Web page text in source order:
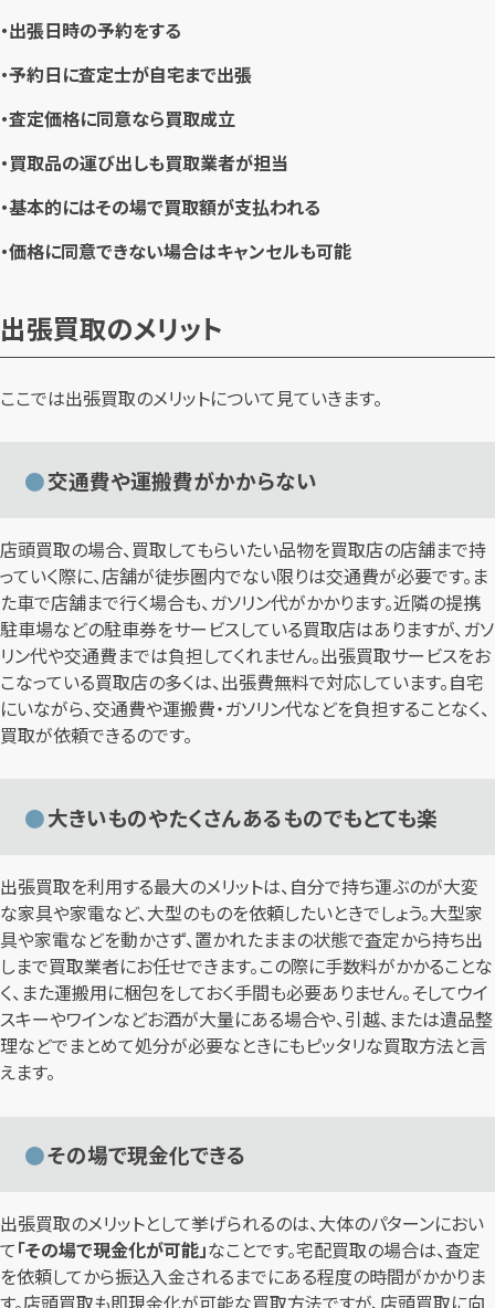
・出張日時の予約をする
・予約日に査定士が自宅まで出張
・査定価格に同意なら買取成立
・買取品の運び出しも買取業者が担当
・基本的にはその場で買取額が支払われる
・価格に同意できない場合はキャンセルも可能
出張買取のメリット
ここでは出張買取のメリットについて見ていきます。
交通費や運搬費がかからない
店頭買取の場合、買取してもらいたい品物を買取店の店舗まで持
っていく際に、店舗が徒歩圏内でない限りは交通費が必要です。ま
た車で店舗まで行く場合も、ガソリン代がかかります。近隣の提携
駐車場などの駐車券をサービスしている買取店はありますが、ガソ
リン代や交通費までは負担してくれません。出張買取サービスをお
こなっている買取店の多くは、出張費無料で対応しています。自宅
にいながら、交通費や運搬費・ガソリン代などを負担することなく、
買取が依頼できるのです。
大きいものやたくさんあるものでもとても楽
出張買取を利用する最大のメリットは、自分で持ち運ぶのが大変
な家具や家電など、大型のものを依頼したいときでしょう。大型家
具や家電などを動かさず、置かれたままの状態で査定から持ち出
しまで買取業者にお任せできます。この際に手数料がかかることな
く、また運搬用に梱包をしておく手間も必要ありません。そしてウイ
スキーやワインなどお酒が大量にある場合や、引越、または遺品整
理などでまとめて処分が必要なときにもピッタリな買取方法と言
えます。
その場で現金化できる
出張買取のメリットとして挙げられるのは、大体のパターンにおい
て「その場で現金化が可能」なことです。宅配買取の場合は、査定
を依頼してから振込入金されるまでにある程度の時間がかかりま
す。店頭買取も即現金化が可能な買取方法ですが、店頭買取に向